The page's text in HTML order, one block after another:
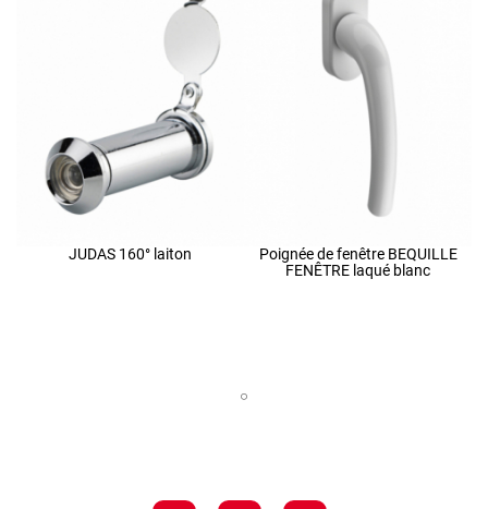
JUDAS 160° laiton
Poignée de fenêtre BEQUILLE
FENÊTRE laqué blanc